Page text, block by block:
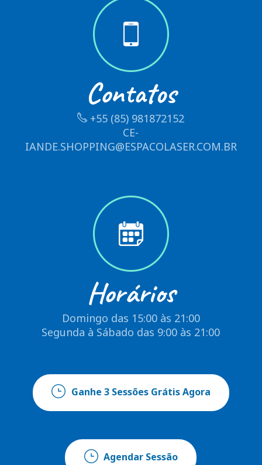
Contatos
+55 (85) 981872152
CE-
IANDE.SHOPPING@ESPACOLASER.COM.BR
Horários
Domingo das 15:00 às 21:00
Segunda à Sábado das 9:00 às 21:00
Ganhe 3 Sessões Grátis Agora
Agendar Sessão